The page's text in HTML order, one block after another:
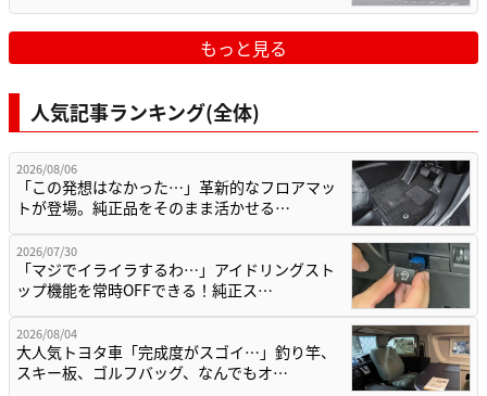
もっと見る
人気記事ランキング(全体)
2026/08/06
「この発想はなかった…」革新的なフロアマッ
トが登場。純正品をそのまま活かせる…
2026/07/30
「マジでイライラするわ…」アイドリングスト
ップ機能を常時OFFできる！純正ス…
2026/08/04
大人気トヨタ車「完成度がスゴイ…」釣り竿、
スキー板、ゴルフバッグ、なんでもオ…